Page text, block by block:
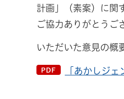
計画」（素案）に関
ご協力ありがとうご
いただいた意見の概
「あかしジ